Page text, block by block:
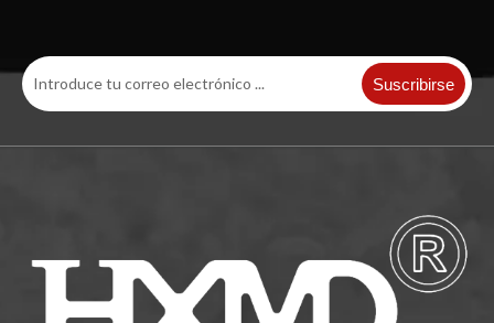
Suscribirse